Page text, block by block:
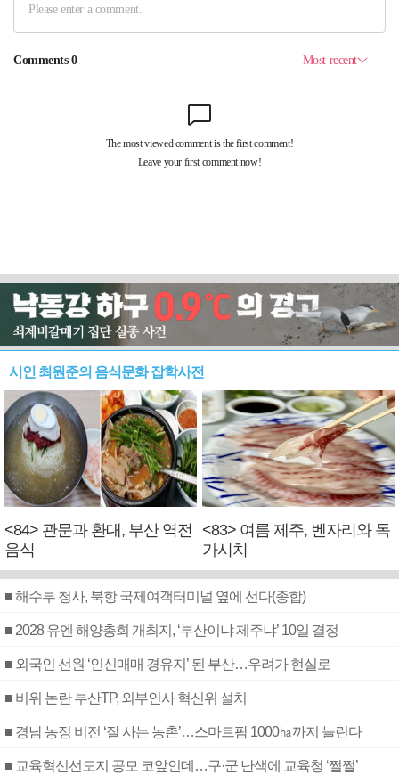
시인 최원준의 음식문화 잡학사전
<84> 관문과 환대, 부산 역전
음식
<83> 여름 제주, 벤자리와 독
가시치
■ 해수부 청사, 북항 국제여객터미널 옆에 선다(종합)
■ 2028 유엔 해양총회 개최지, ‘부산이냐 제주냐’ 10일 결정
■ 외국인 선원 ‘인신매매 경유지’ 된 부산…우려가 현실로
■ 비위 논란 부산TP, 외부인사 혁신위 설치
■ 경남 농정 비전 ‘잘 사는 농촌’…스마트팜 1000㏊까지 늘린다
■ 교육혁신선도지 공모 코앞인데…구·군 난색에 교육청 ‘쩔쩔’